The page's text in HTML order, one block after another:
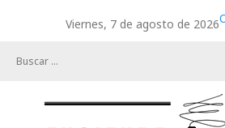
Viernes, 7 de agosto de 2026